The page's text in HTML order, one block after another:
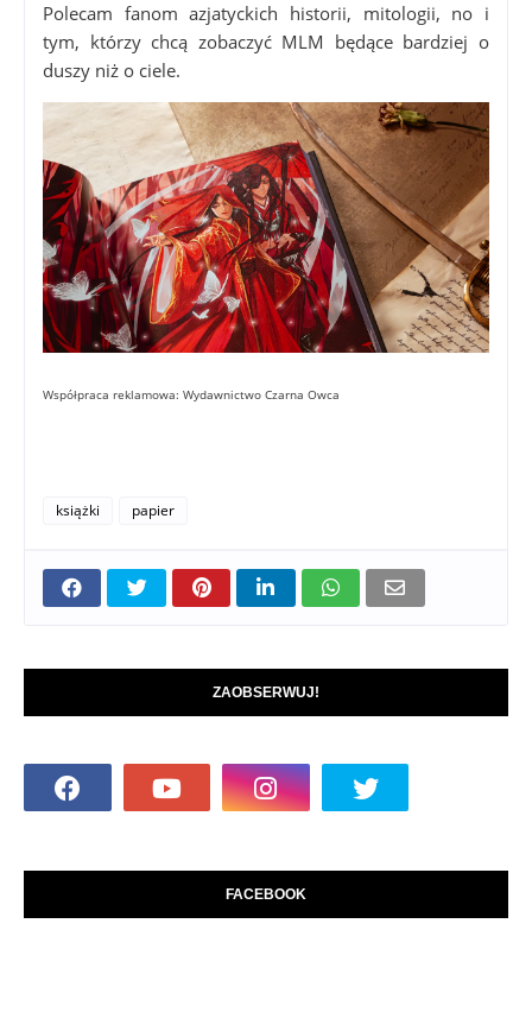
Polecam fanom azjatyckich historii, mitologii, no i
tym, którzy chcą zobaczyć MLM będące bardziej o
duszy niż o ciele.
Współpraca reklamowa: Wydawnictwo Czarna Owca
książki papier
ZAOBSERWUJ!
FACEBOOK